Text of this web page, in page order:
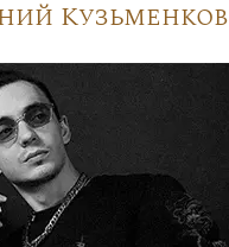
Кузьменков